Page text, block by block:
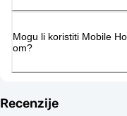
Mogu li koristiti Mobile
om?
Recenzije